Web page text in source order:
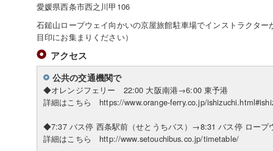
愛媛県西条市西之川甲106
石鎚山ロープウェイ向かいの京屋旅館駐車場でインストラクタ
目印にお集まりください）
アクセス
公共の交通機関で
◆オレンジフェリー 22:00 大阪南港→6:00 東予港
詳細はこちら https://www.orange-ferry.co.jp/
◆7:37 バス停 西条駅前（せとうちバス）→8:31 バス停 ロープ
詳細はこちら http://www.setouchibus.co.jp/timetable/